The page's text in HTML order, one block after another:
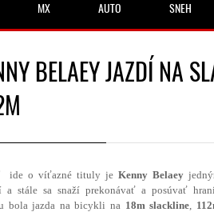
MX AUTO SNEH
BELAEY JAZDÍ NA
ide o víťazné tituly je Kenny Belaey
a stále sa snaží prekonávať a posúvať
bola jazda na bicykli na 18m slackline,